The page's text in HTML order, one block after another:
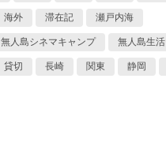
海外 滞在記 瀬戸内海
無人島シネマキャンプ 無人島生活
貸切 長崎 関東 静岡